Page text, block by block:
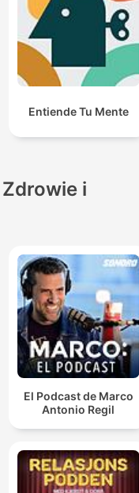
Entiende Tu Mente
i
El Podcast de Marco
Antonio Regil